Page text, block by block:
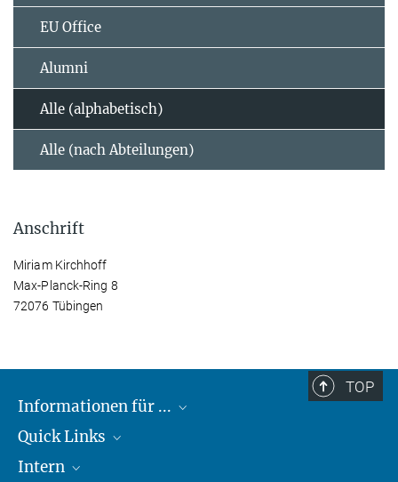
EU Office
Alumni
Alle (alphabetisch)
Alle (nach Abteilungen)
Anschrift
Miriam Kirchhoff
Max-Planck-Ring 8
72076 Tübingen
TOP
Informationen für ...
Lieferanten
Studierende
Quick Links
Max-Planck-Gesellschaft
Intern